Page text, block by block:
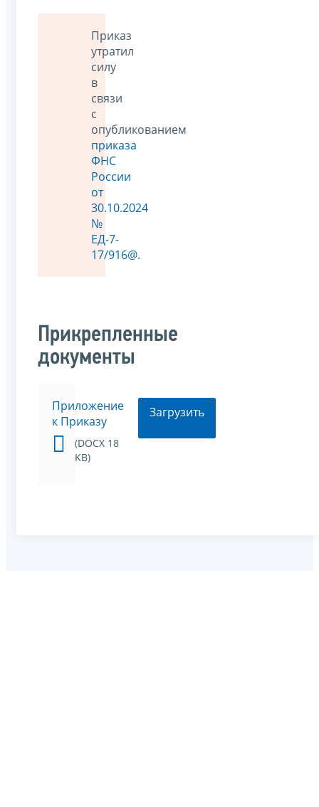
Приказ
утратил
силу
в
связи
с
опубликованием
приказа
ФНС
России
от
30.10.2024
№
ЕД-7-
17/916@.
Прикрепленные
документы
Приложение
к Приказу
(DOCX 18
KB)
Загрузить